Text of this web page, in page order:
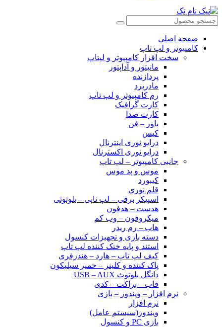
صفحه اصلی
کامپیوتر و‌‌‌‌‌ لپ تاپ
سخت افزار کامپیوتر و لپتاپ
مانیتور و آداپتور
پردازنده
مادربرد
رم کامپیوتر و لپ تاپ
کارت گرافیک
کارت صدا
پاور – فن
کیس
درایو نوری اینترنال
درایو نوری اکسترنال
جانبی کامپیوتر – لپ تاپ
موس و پد موس
کیبورد
قلم نوری
اسپیکر برقی – لپ تاپی – بلوتوثی
هدست – هدفون
میکروفون – وب کم
هاب – رم ریدر
دسته بازی و تجهیزات کنسول
استند و پایه خنک کننده لپ تاپ
کیف لپ تاپ – هارد – هندزفری
پاک کننده و کلینر – خمیر سیلیکون
دانگل بلوتوث USB – AUX
قاب – براکت – کدی
نرم افزار – ویندوز – بازی
نرم افزار
ویندوز(سیستم عامل)
بازی PC و کنسول